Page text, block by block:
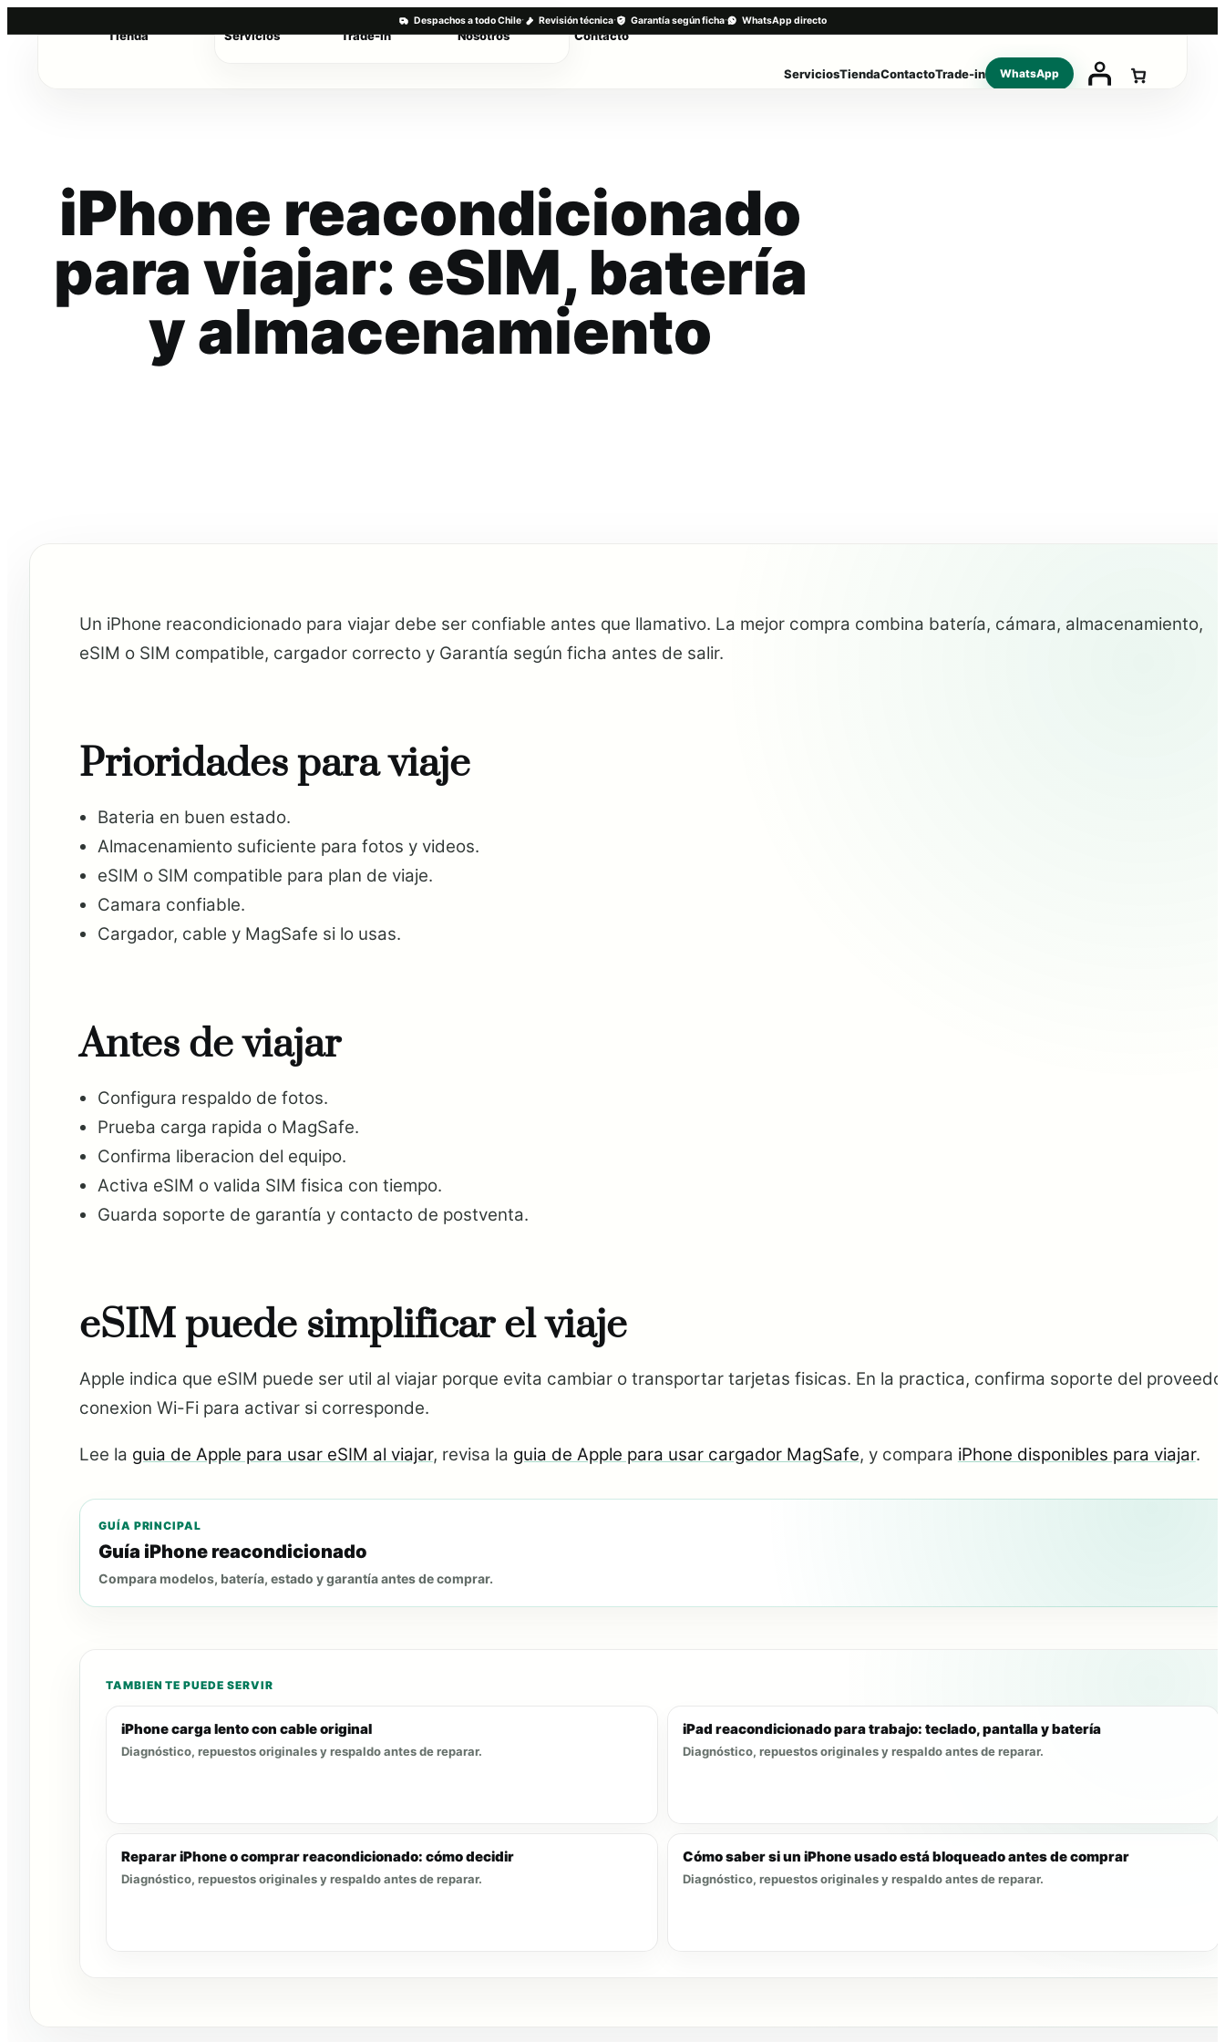
Despachos a todo Chile· Revisión técnica· Garantía según ficha· WhatsApp directo
ServiciosTiendaContactoTrade-in WhatsApp
Tienda Servicios Trade-in Nosotros Contacto
iPhone reacondicionado
para viajar: eSIM, batería
y almacenamiento
Un iPhone reacondicionado para viajar debe ser confiable antes que llamativo. La mejor compra combina batería, cámara, almacenamiento,
eSIM o SIM compatible, cargador correcto y Garantía según ficha antes de salir.
Prioridades para viaje
Bateria en buen estado.
Almacenamiento suficiente para fotos y videos.
eSIM o SIM compatible para plan de viaje.
Camara confiable.
Cargador, cable y MagSafe si lo usas.
Antes de viajar
Configura respaldo de fotos.
Prueba carga rapida o MagSafe.
Confirma liberacion del equipo.
Activa eSIM o valida SIM fisica con tiempo.
Guarda soporte de garantía y contacto de postventa.
eSIM puede simplificar el viaje
Apple indica que eSIM puede ser util al viajar porque evita cambiar o transportar tarjetas fisicas. En la practica, confirma soporte del
conexion Wi-Fi para activar si corresponde.
Lee la guia de Apple para usar eSIM al viajar, revisa la guia de Apple para usar cargador MagSafe, y compara iPhone disponibles para viajar.
GUÍA PRINCIPAL
Guía iPhone reacondicionado
Compara modelos, batería, estado y garantía antes de comprar.
TAMBIEN TE PUEDE SERVIR
iPhone carga lento con cable original
Diagnóstico, repuestos originales y respaldo antes de reparar.
iPad reacondicionado para trabajo: teclado, pantalla y batería
Diagnóstico, repuestos originales y respaldo antes de reparar.
Reparar iPhone o comprar reacondicionado: cómo decidir
Diagnóstico, repuestos originales y respaldo antes de reparar.
Cómo saber si un iPhone usado está bloqueado antes de comprar
Diagnóstico, repuestos originales y respaldo antes de reparar.